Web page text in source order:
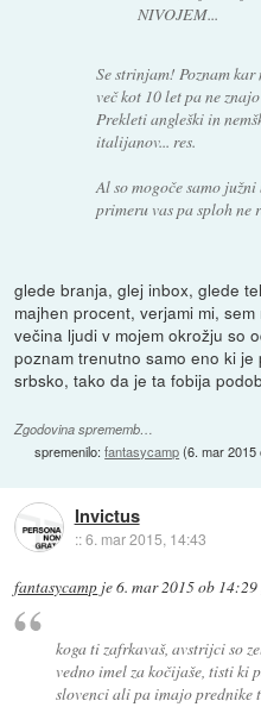
NIVOJEM...
Se strinjam! Poznam
več kot 10 let pa ne
Prekleti angleški in
italijanov... res.
Al so mogoče samo
primeru vas pa sploh ne
glede branja, glej inbox, glede
majhen procent, verjami mi,
večina ljudi v mojem okrožju so
poznam trenutno samo eno ki
srbsko, tako da je ta fobija
Zgodovina sprememb…
spremenilo:fantasycamp(6. mar 2015
Invictus
::6. mar 2015, 14:43
fantasycamp je6. mar 2015 ob 14:29
koga ti zafrkavaš, avstrijci so
vedno imel za kočijaše, tisti ki
slovenci ali pa imajo prednike